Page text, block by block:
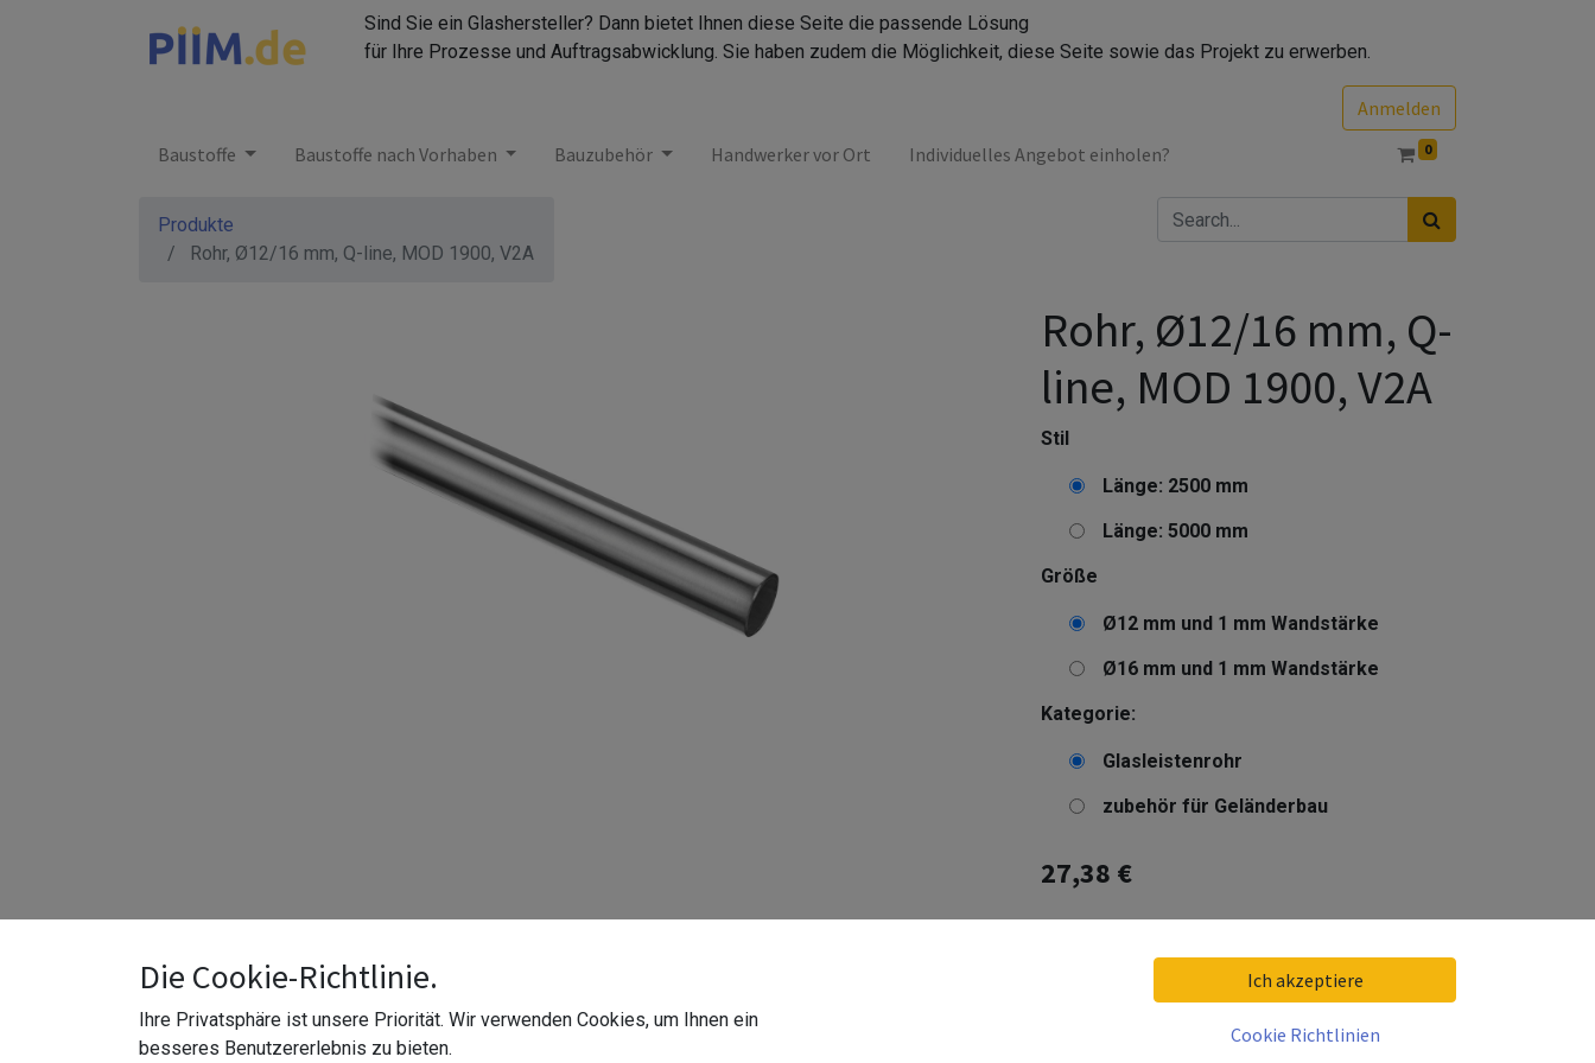
Sind Sie ein Glashersteller? Dann bietet Ihnen diese Seite die passende Lösung
für Ihre Prozesse und Auftragsabwicklung. Sie haben zudem die Möglichkeit, diese Seite sowie das Projekt zu erwerben.
Anmelden
Baustoffe
Baustoffe nach Vorhaben Bauzubehör Handwerker vor Ort Individuelles Angebot einholen? 0
Produkte
Rohr, Ø12/16 mm, Q-line, MOD 1900, V2A
Rohr, Ø12/16 mm, Q-
line, MOD 1900, V2A
Stil
Länge: 2500 mm
Länge: 5000 mm
Größe
Ø12 mm und 1 mm Wandstärke
Ø16 mm und 1 mm Wandstärke
Kategorie:
Glasleistenrohr
zubehör für Geländerbau
27,38 €
10 Arbeitstage
Die Cookie-Richtlinie.
Ihre Privatsphäre ist unsere Priorität. Wir verwenden Cookies, um Ihnen ein
besseres Benutzererlebnis zu bieten.
Ich akzeptiere
Cookie Richtlinien